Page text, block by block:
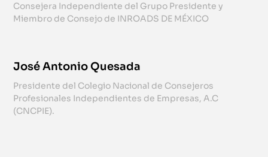
Consejera Independiente del Grupo Presidente y
Miembro de Consejo de INROADS DE MÉXICO
José Antonio Quesada
Presidente del Colegio Nacional de Consejeros
Profesionales Independientes de Empresas, A.C
(CNCPIE).